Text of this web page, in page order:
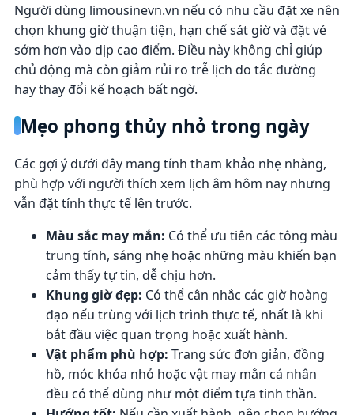
Người dùng limousinevn.vn nếu có nhu cầu đặt xe nên
chọn khung giờ thuận tiện, hạn chế sát giờ và đặt vé
sớm hơn vào dịp cao điểm. Điều này không chỉ giúp
chủ động mà còn giảm rủi ro trễ lịch do tắc đường
hay thay đổi kế hoạch bất ngờ.
Mẹo phong thủy nhỏ trong ngày
Các gợi ý dưới đây mang tính tham khảo nhẹ nhàng,
phù hợp với người thích xem lịch âm hôm nay nhưng
vẫn đặt tính thực tế lên trước.
Màu sắc may mắn: Có thể ưu tiên các tông màu
trung tính, sáng nhẹ hoặc những màu khiến bạn
cảm thấy tự tin, dễ chịu hơn.
Khung giờ đẹp: Có thể cân nhắc các giờ hoàng
đạo nếu trùng với lịch trình thực tế, nhất là khi
bắt đầu việc quan trọng hoặc xuất hành.
Vật phẩm phù hợp: Trang sức đơn giản, đồng
hồ, móc khóa nhỏ hoặc vật may mắn cá nhân
đều có thể dùng như một điểm tựa tinh thần.